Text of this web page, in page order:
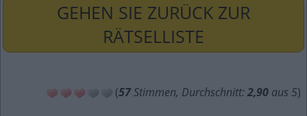
GEHEN SIE ZURÜCK ZUR
RÄTSELLISTE
(57Stimmen, Durchschnitt: 2,90 aus 5)